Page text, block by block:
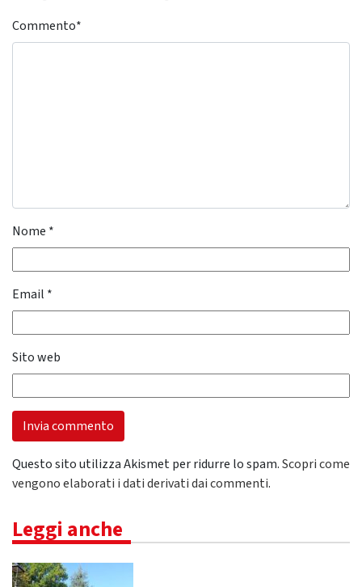
Commento*
Nome *
Email *
Sito web
Questo sito utilizza Akismet per ridurre lo spam.Scopri come
vengono elaborati i dati derivati dai commenti.
Leggi anche